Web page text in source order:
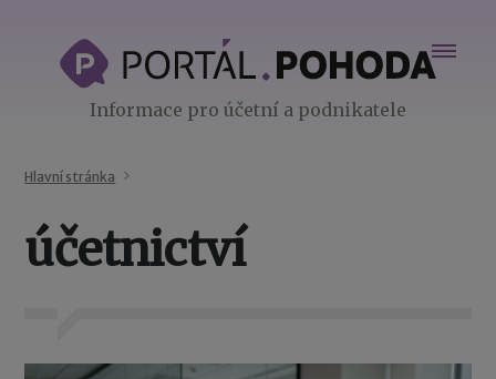
Informace pro účetní a podnikatele
Hlavní stránka
účetnictví